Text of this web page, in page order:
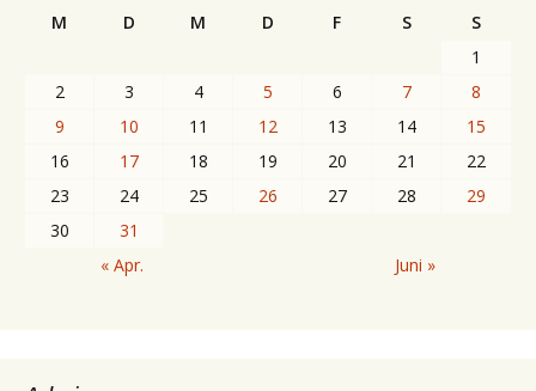
M
D M D F S
S
1
2
3 4 5 6 7
8
9
10 11 12 13 14
15
16
17 18 19 20 21
22
23
24 25 26 27 28
29
30
31
« Apr.
Juni »